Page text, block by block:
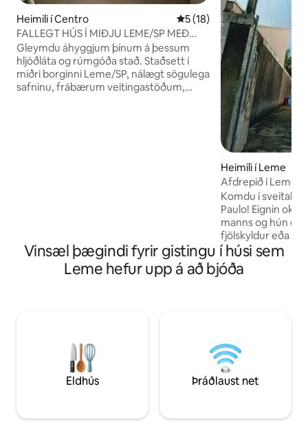
Heimili í Centro 5 af 5 í meðaleinkunn, 18
5 (18)
FALLEGT HÚS Í MIÐJU LEME/SP MEÐ
SUNDLAUG
Gleymdu áhyggjum þínum á þessum
hljóðláta og rúmgóða stað. Staðsett í
miðri borginni Leme/SP, nálægt sögulega
safninu, frábærum veitingastöðum,
Heimili í Leme
Afdrepið í Leme,
fyrir 12 manns
Komdu í
Paulo! Eignin
manns og hún er
fjölskyldur eða
sjónvarpi - Stórt
sameignarpláss -
fáðu sem mest út
Vinsæl þægindi fyrir gistingu í húsi sem
Leme hefur upp á að bjóða
Eldhús Þráðlaust net